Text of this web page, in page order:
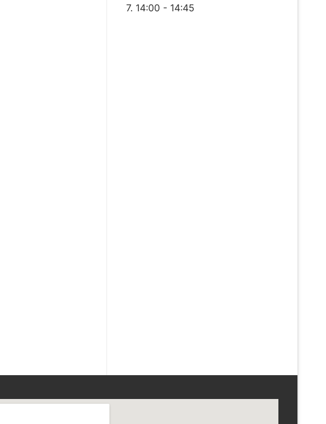
7. 14:00 - 14:45